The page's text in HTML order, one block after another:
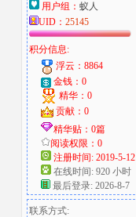
用户组： 蚁人
UID： 25145
积分信息:
浮云：8864
金钱：0
精华：0
贡献：0
精华贴：0篇
阅读权限：0
注册时间: 2019-5-12
在线时间: 920 小时
最后登录: 2026-8-7
联系方式: